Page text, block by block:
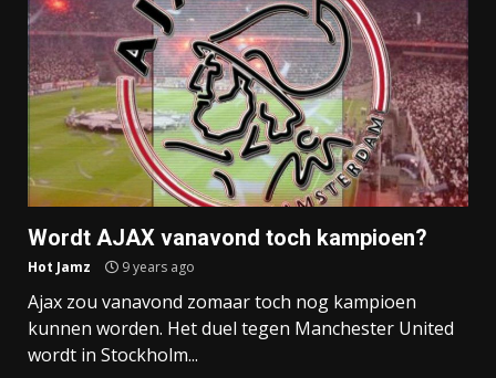
Wordt AJAX vanavond toch kampioen?
Hot Jamz 9 years ago
Ajax zou vanavond zomaar toch nog kampioen
kunnen worden. Het duel tegen Manchester United
wordt in Stockholm...